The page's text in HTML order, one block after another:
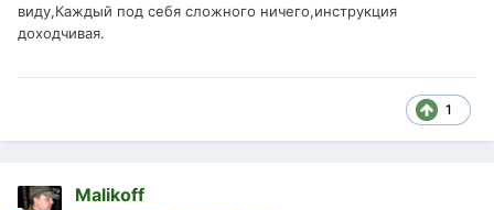
виду,Каждый под себя сложного ничего,инструкция
доходчивая.
1
Malikoff